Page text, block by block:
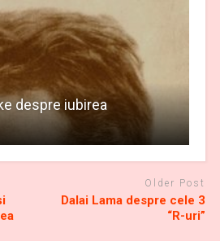
despre iubirea
Older Post
Dalai Lama despre cele 3
“R-uri”